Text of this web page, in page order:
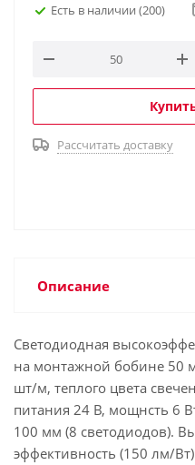
Есть в наличии (200)
Рассчитать доставку
Описание
Светодиодная
на монтажной бобине 50
шт/м, теплого цвета
питания 24 В, мощнсть 6
100 мм (8 светодиодов).
эффективность (150 лм/Вт)